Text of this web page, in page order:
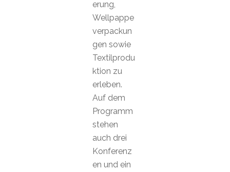
erung,
Wellpappe
verpackun
gen sowie
Textilprodu
ktion zu
erleben.
Auf dem
Programm
stehen
auch drei
Konferenz
en und ein